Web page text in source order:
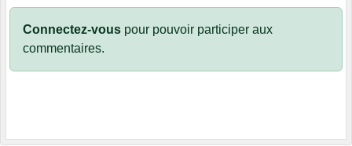
Connectez-vous pour pouvoir participer aux
commentaires.